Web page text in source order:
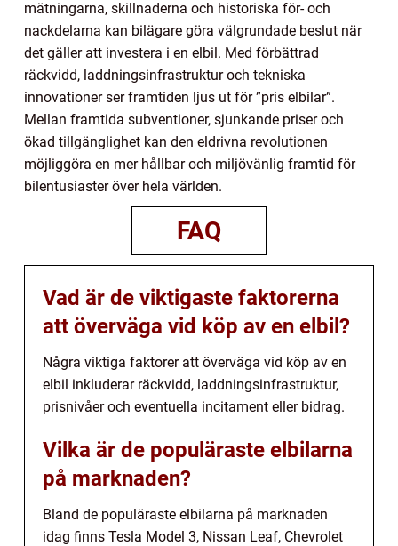
mätningarna, skillnaderna och historiska för- och
nackdelarna kan bilägare göra välgrundade beslut när
det gäller att investera i en elbil. Med förbättrad
räckvidd, laddningsinfrastruktur och tekniska
innovationer ser framtiden ljus ut för ”pris elbilar”.
Mellan framtida subventioner, sjunkande priser och
ökad tillgänglighet kan den eldrivna revolutionen
möjliggöra en mer hållbar och miljövänlig framtid för
bilentusiaster över hela världen.
FAQ
Vad är de viktigaste faktorerna
att överväga vid köp av en elbil?
Några viktiga faktorer att överväga vid köp av en
elbil inkluderar räckvidd, laddningsinfrastruktur,
prisnivåer och eventuella incitament eller bidrag.
Vilka är de populäraste elbilarna
på marknaden?
Bland de populäraste elbilarna på marknaden
idag finns Tesla Model 3, Nissan Leaf, Chevrolet